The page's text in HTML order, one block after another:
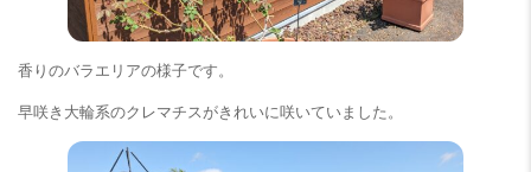
香りのバラエリアの様子です。
早咲き大輪系のクレマチスがきれいに咲いていました。